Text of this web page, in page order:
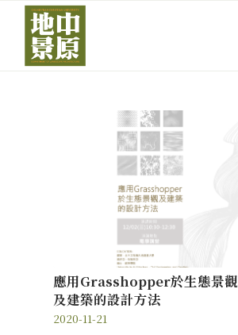
應用Grasshopper於生態景觀
及建築的設計方法
2020-11-21